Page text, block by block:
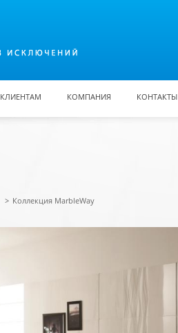
КЛИЕНТАМ КОМПАНИЯ КОНТАКТЫ
> Коллекция MarbleWay